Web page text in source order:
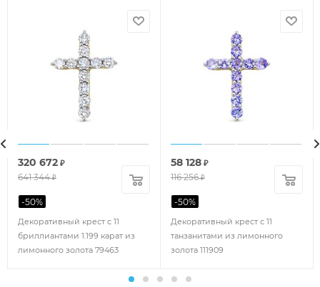
Декоративный крест с 11
бриллиантами 1.199 карат из
лимонного золота 79463
320 672 ₽
641 344₽
-50%
Декоративный крест с 11
танзанитами из лимонного
золота 111909
58 128 ₽
116 256₽
-50%